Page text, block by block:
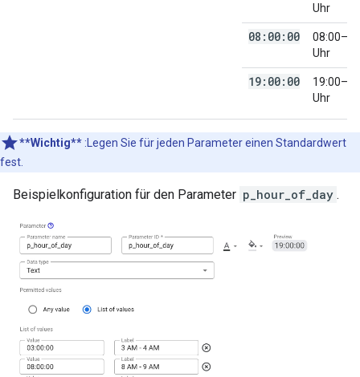
Uhr
08:00:00
Uhr
19:00:00
Uhr
**Wichtig** :Legen Sie für jeden Parameter einen Standardwert
fest.
Beispielkonfiguration für den Parameter p_hour_of_day .